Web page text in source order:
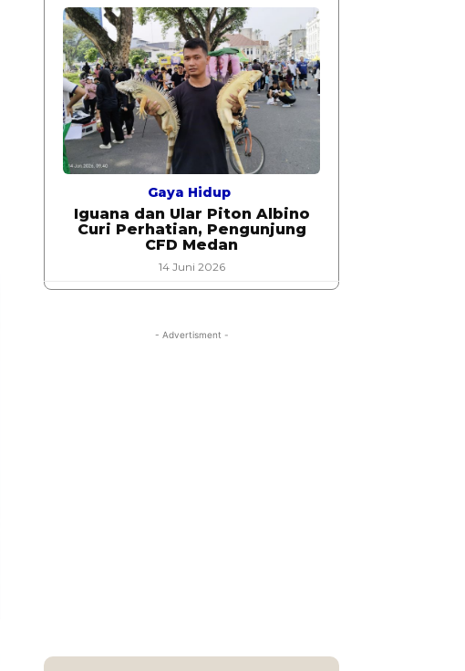
Gaya Hidup
Iguana dan Ular Piton Albino
Curi Perhatian, Pengunjung
CFD Medan
14 Juni 2026
- Advertisment -